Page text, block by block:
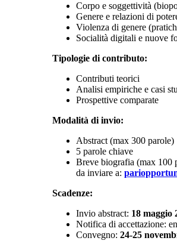
Corpo e soggettività
Genere e relazioni di
Violenza di genere
Socialità digitali e nuove
Tipologie di contributo:
Contributi teorici
Analisi empiriche e casi
Prospettive comparate
Modalità di invio:
Abstract (max 300 parole)
5 parole chiave
Breve biografia (max 100
da inviare a:
Scadenze:
Invio abstract: 18 maggio
Notifica di accettazione:
Convegno: 24-25